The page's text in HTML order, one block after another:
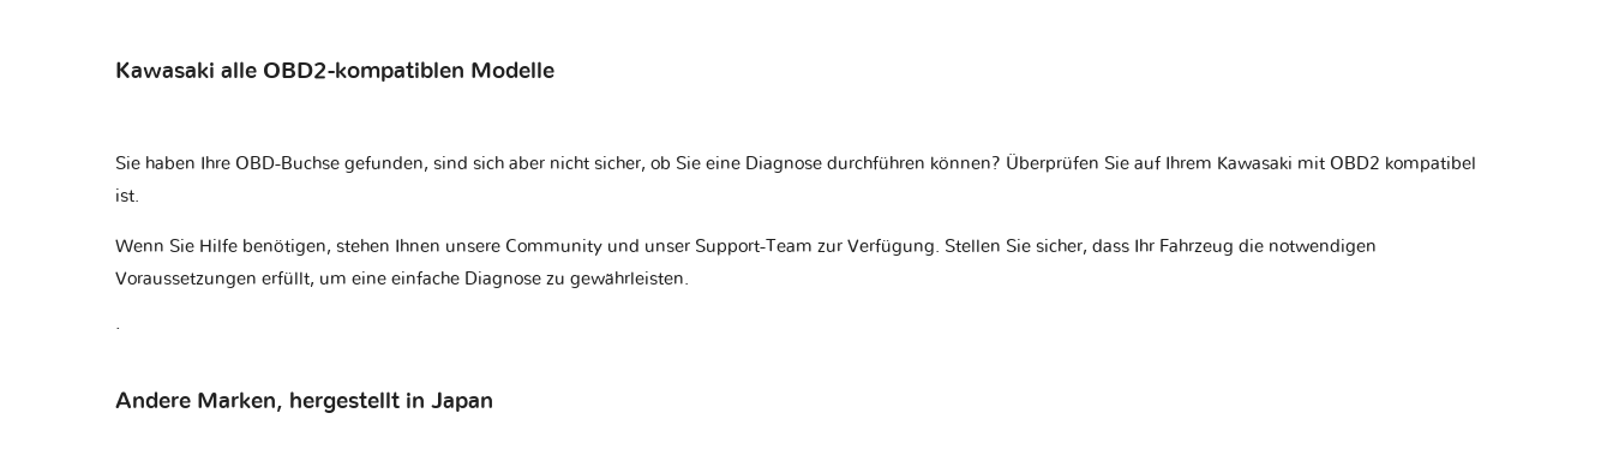
Kawasaki alle OBD2-kompatiblen Modelle
Sie haben Ihre OBD-Buchse gefunden, sind sich aber nicht sicher, ob Sie eine Diagnose durchführen können? Überprüfen Sie auf Ihrem Kawasaki mit OBD2 kompatibel
ist.
Wenn Sie Hilfe benötigen, stehen Ihnen unsere Community und unser Support-Team zur Verfügung. Stellen Sie sicher, dass Ihr Fahrzeug die notwendigen
Voraussetzungen erfüllt, um eine einfache Diagnose zu gewährleisten.
.
Andere Marken, hergestellt in Japan